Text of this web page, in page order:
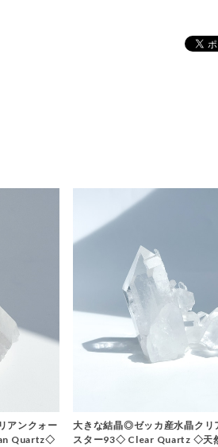
アンクォー
Quartz◇
大きな結晶◎ゼッカ産水晶クリ
スター93◇ Clear Quartz ◇天